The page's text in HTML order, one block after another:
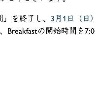
を終了し、 3月1日（日）
の開始時間を